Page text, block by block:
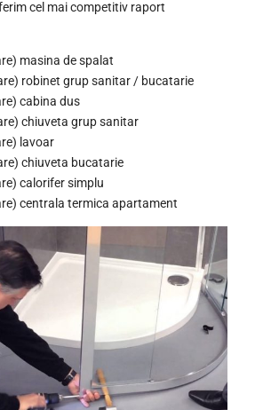
cel mai competitiv raport
masina de spalat
robinet grup sanitar / bucatarie
cabina dus
chiuveta grup sanitar
lavoar
chiuveta bucatarie
calorifer simplu
centrala termica apartament